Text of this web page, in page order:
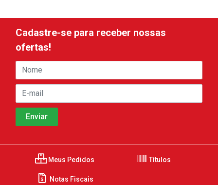
Cadastre-se para receber nossas
ofertas!
Meus Pedidos Títulos
Notas Fiscais